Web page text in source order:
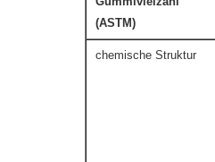
(ASTM)
chemische Struktur